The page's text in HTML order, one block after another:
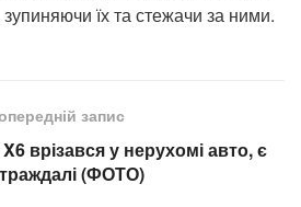
їх та стежачи за ними.
запис
врізався у нерухомі авто, є
(ФОТО)